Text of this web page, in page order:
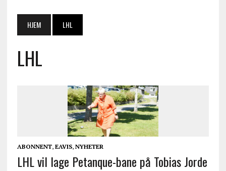
HJEM LHL
LHL
ABONNENT, EAVIS, NYHETER
LHL vil lage Petanque-bane på Tobias Jorde